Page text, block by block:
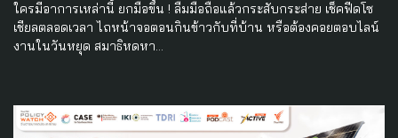
ใครมีอาการเหล่านี้ ยกมือขึ้น ! ลืมมือถือแล้วกระสับกระส่าย เช็คฟีดโซ
เชียลตลอดเวลา ไถหน้าจอตอนกินข้าวกับที่บ้าน หรือต้องคอยตอบไลน์
งานในวันหยุด สมาธิหดหา…